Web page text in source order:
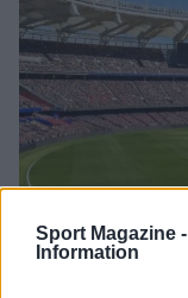
Sport Magazine -
Information